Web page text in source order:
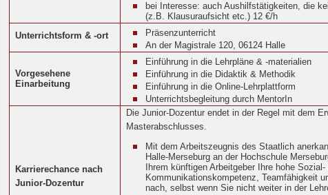
bei Interesse: auch Aushilfstätigkeiten, die
(z.B. Klausuraufsicht etc.) 12 €/h
Unterrichtsform & -ort
Präsenzunterricht
An der Magistrale 120, 06124 Halle
Vorgesehene
Einarbeitung
Einführung in die Lehrpläne & -materialien
Einführung in die Didaktik & Methodik
Einführung in die Online-Lehrplattform
Unterrichtsbegleitung durch MentorIn
Karrierechance nach
Junior-Dozentur
Die Junior-Dozentur endet in der Regel mit dem
Masterabschlusses.
Mit dem Arbeitszeugnis des Staatlich
Halle-Merseburg an der Hochschule
Ihrem künftigen Arbeitgeber Ihre hohe Sozial-
Kommunikationskompetenz, Teamfähigkeit
nach, selbst wenn Sie nicht weiter in der